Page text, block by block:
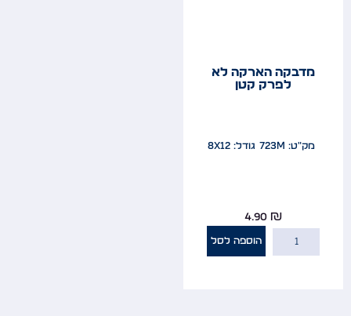
מדבקה הארקה לא
לפרק קטן
מק"ט: 723m גודל: 8x12
4.90₪
הוספה לסל